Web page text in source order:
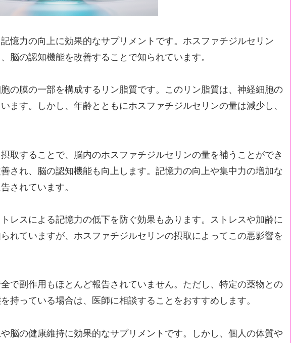
憶力の向上に効果的なサプリメントです。ホスファチジルセリン
脳の認知機能を改善することで知られています。
の膜の一部を構成するリン脂質です。このリン脂質は、神経細胞の
ます。しかし、年齢とともにホスファチジルセリンの量は減少し、
取することで、脳内のホスファチジルセリンの量を補うことができ
され、脳の認知機能も向上します。記憶力の向上や集中力の増加な
されています。
レスによる記憶力の低下を防ぐ効果もあります。ストレスや加齢に
れていますが、ホスファチジルセリンの摂取によってこの悪影響を
で副作用もほとんど報告されていません。ただし、特定の薬物との
持っている場合は、医師に相談することをおすすめします。
脳の健康維持に効果的なサプリメントです。しかし、個人の体質や